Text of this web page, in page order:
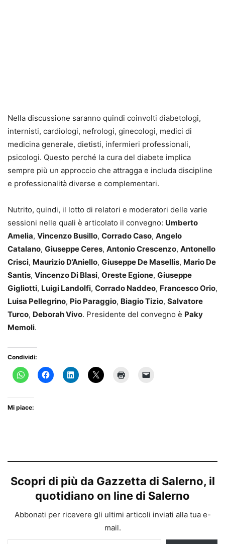
Nella discussione saranno quindi coinvolti diabetologi,
internisti, cardiologi, nefrologi, ginecologi, medici di
medicina generale, dietisti, infermieri professionali,
psicologi. Questo perché la cura del diabete implica
sempre più un approccio che attragga e includa discipline
e professionalità diverse e complementari.
Nutrito, quindi, il lotto di relatori e moderatori delle varie
sessioni nelle quali è articolato il convegno: Umberto
Amelia, Vincenzo Busillo, Corrado Caso, Angelo
Catalano, Giuseppe Ceres, Antonio Crescenzo, Antonello
Crisci, Maurizio D’Aniello, Giuseppe De Masellis, Mario De
Santis, Vincenzo Di Blasi, Oreste Egione, Giuseppe
Gigliotti, Luigi Landolfi, Corrado Naddeo, Francesco Orio,
Luisa Pellegrino, Pio Paraggio, Biagio Tizio, Salvatore
Turco, Deborah Vivo. Presidente del convegno è Paky
Memoli.
Condividi:
Mi piace:
Scopri di più da Gazzetta di Salerno, il
quotidiano on line di Salerno
Abbonati per ricevere gli ultimi articoli inviati alla tua e-
mail.
Digita la tua e-mail...